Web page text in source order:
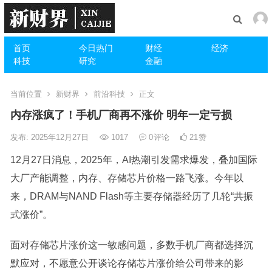
首页 今日热门 财经
经济
科技
研究 金融
当前位置 新财界 前沿科技 正文
内存涨疯了！手机厂商再不涨价 明年一定亏损
发布: 2025年12月27日 1017 0评论 21赞
12月27日消息，2025年，AI热潮引发需求爆发，叠加国际
大厂产能调整，内存、存储芯片价格一路飞涨。今年以
来，DRAM与NAND Flash等主要存储器经历了几轮“共振
式涨价”。
面对存储芯片涨价这一敏感问题，多数手机厂商都选择沉
默应对，不愿意公开谈论存储芯片涨价给公司带来的影